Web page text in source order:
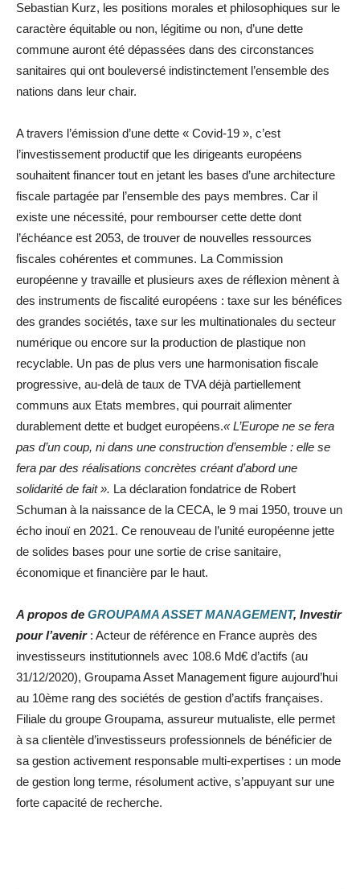
Sebastian Kurz, les positions morales et philosophiques sur le
caractère équitable ou non, légitime ou non, d’une dette
commune auront été dépassées dans des circonstances
sanitaires qui ont bouleversé indistinctement l’ensemble des
nations dans leur chair.
A travers l’émission d’une dette « Covid-19 », c’est
l’investissement productif que les dirigeants européens
souhaitent financer tout en jetant les bases d’une architecture
fiscale partagée par l’ensemble des pays membres. Car il
existe une nécessité, pour rembourser cette dette dont
l’échéance est 2053, de trouver de nouvelles ressources
fiscales cohérentes et communes. La Commission
européenne y travaille et plusieurs axes de réflexion mènent à
des instruments de fiscalité européens : taxe sur les bénéfices
des grandes sociétés, taxe sur les multinationales du secteur
numérique ou encore sur la production de plastique non
recyclable. Un pas de plus vers une harmonisation fiscale
progressive, au-delà de taux de TVA déjà partiellement
communs aux Etats membres, qui pourrait alimenter
durablement dette et budget européens.« L’Europe ne se fera
pas d’un coup, ni dans une construction d’ensemble : elle se
fera par des réalisations concrètes créant d’abord une
solidarité de fait ». La déclaration fondatrice de Robert
Schuman à la naissance de la CECA, le 9 mai 1950, trouve un
écho inouï en 2021. Ce renouveau de l’unité européenne jette
de solides bases pour une sortie de crise sanitaire,
économique et financière par le haut.
A propos de GROUPAMA ASSET MANAGEMENT, Investir
pour l’avenir: Acteur de référence en France auprès des
investisseurs institutionnels avec 108.6 Md€ d’actifs (au
31/12/2020), Groupama Asset Management figure aujourd’hui
au 10ème rang des sociétés de gestion d’actifs françaises.
Filiale du groupe Groupama, assureur mutualiste, elle permet
à sa clientèle d’investisseurs professionnels de bénéficier de
sa gestion activement responsable multi-expertises : un mode
de gestion long terme, résolument active, s’appuyant sur une
forte capacité de recherche.